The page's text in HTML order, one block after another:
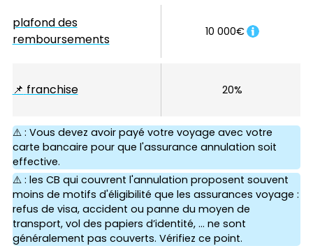
plafond des
remboursements
10 000€
📌 franchise 20%
⚠️ : Vous devez avoir payé votre voyage avec votre
carte bancaire pour que l'assurance annulation soit
effective.
⚠️ : les CB qui couvrent l'annulation proposent souvent
moins de motifs d'éligibilité que les assurances voyage :
refus de visa, accident ou panne du moyen de
transport, vol des papiers d’identité, ... ne sont
généralement pas couverts. Vérifiez ce point.